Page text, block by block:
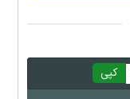
کپی